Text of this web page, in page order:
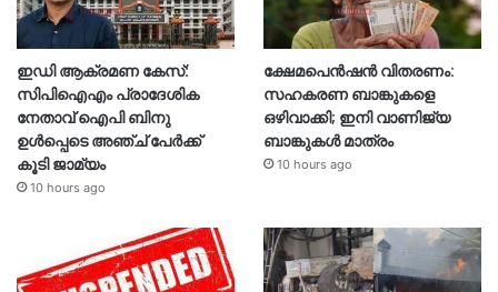
ഇഡി ആക്രമണ കേസ്:
സിപിഐഎം പ്രാദേശിക
നേതാവ് ഐപി ബിനു
ഉൾപ്പെടെ അഞ്ച് പേർക്ക്
കൂടി ജാമ്യം
10 hours ago
ക്ഷേമപെൻഷൻ വിതരണം:
സഹകരണ ബാങ്കുകളെ
ഒഴിവാക്കി; ഇനി വാണിജ്യ
ബാങ്കുകൾ മാത്രം
10 hours ago